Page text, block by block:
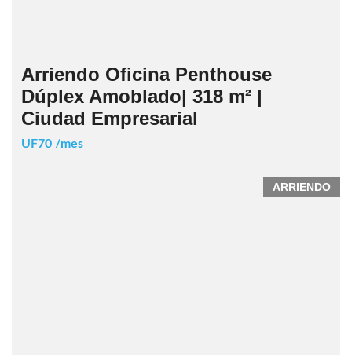
Arriendo Oficina Penthouse
Dúplex Amoblado| 318 m² |
Ciudad Empresarial
UF70 /mes
ARRIENDO